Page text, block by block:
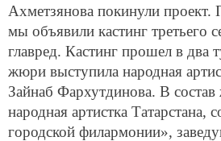
Ахметзянова покинули
мы объявили кастинг третьего
главред. Кастинг прошел в два
жюри выступила народная
Зайнаб Фархутдинова. В
народная артистка Татарстана,
городской филармонии»,